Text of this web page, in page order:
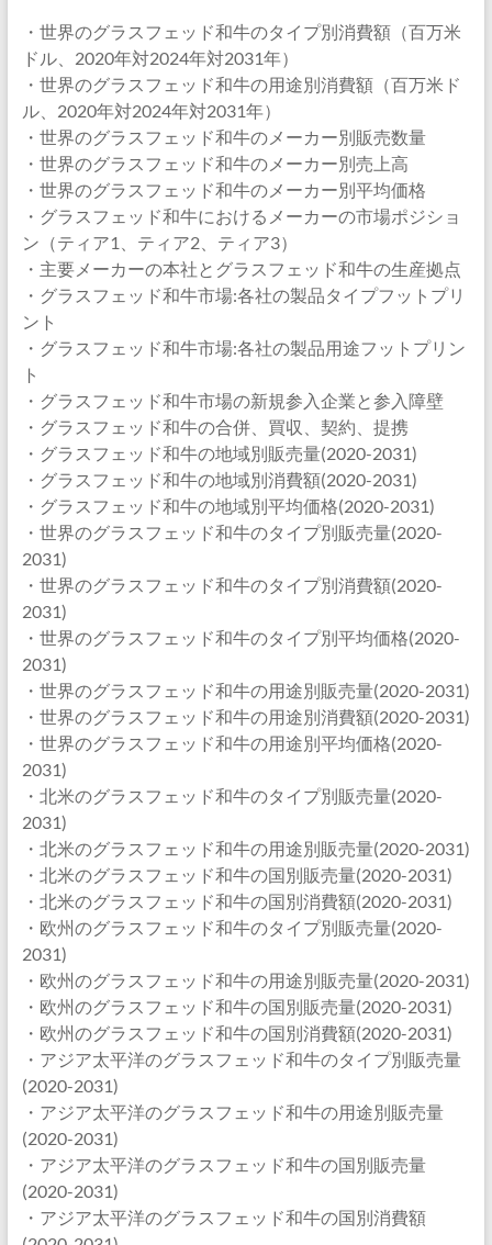
・世界のグラスフェッド和牛のタイプ別消費額（百万米
ドル、2020年対2024年対2031年）
・世界のグラスフェッド和牛の用途別消費額（百万米ド
ル、2020年対2024年対2031年）
・世界のグラスフェッド和牛のメーカー別販売数量
・世界のグラスフェッド和牛のメーカー別売上高
・世界のグラスフェッド和牛のメーカー別平均価格
・グラスフェッド和牛におけるメーカーの市場ポジショ
ン（ティア1、ティア2、ティア3）
・主要メーカーの本社とグラスフェッド和牛の生産拠点
・グラスフェッド和牛市場:各社の製品タイプフットプリ
ント
・グラスフェッド和牛市場:各社の製品用途フットプリン
ト
・グラスフェッド和牛市場の新規参入企業と参入障壁
・グラスフェッド和牛の合併、買収、契約、提携
・グラスフェッド和牛の地域別販売量(2020-2031)
・グラスフェッド和牛の地域別消費額(2020-2031)
・グラスフェッド和牛の地域別平均価格(2020-2031)
・世界のグラスフェッド和牛のタイプ別販売量(2020-
2031)
・世界のグラスフェッド和牛のタイプ別消費額(2020-
2031)
・世界のグラスフェッド和牛のタイプ別平均価格(2020-
2031)
・世界のグラスフェッド和牛の用途別販売量(2020-2031)
・世界のグラスフェッド和牛の用途別消費額(2020-2031)
・世界のグラスフェッド和牛の用途別平均価格(2020-
2031)
・北米のグラスフェッド和牛のタイプ別販売量(2020-
2031)
・北米のグラスフェッド和牛の用途別販売量(2020-2031)
・北米のグラスフェッド和牛の国別販売量(2020-2031)
・北米のグラスフェッド和牛の国別消費額(2020-2031)
・欧州のグラスフェッド和牛のタイプ別販売量(2020-
2031)
・欧州のグラスフェッド和牛の用途別販売量(2020-2031)
・欧州のグラスフェッド和牛の国別販売量(2020-2031)
・欧州のグラスフェッド和牛の国別消費額(2020-2031)
・アジア太平洋のグラスフェッド和牛のタイプ別販売量
(2020-2031)
・アジア太平洋のグラスフェッド和牛の用途別販売量
(2020-2031)
・アジア太平洋のグラスフェッド和牛の国別販売量
(2020-2031)
・アジア太平洋のグラスフェッド和牛の国別消費額